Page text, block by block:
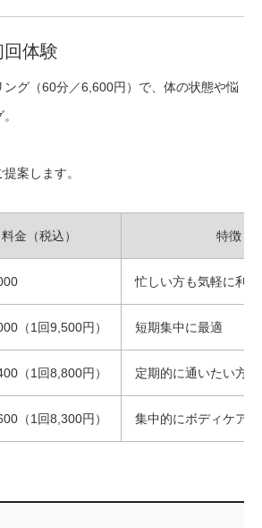
体験
グ（60分／6,600円）で、体の状態や悩
案します。
料金（税込） 特徴
忙しい方も気軽に利
（1回9,500円） 短期集中に最適
（1回8,800円） 定期的に通いたい方
（1回8,300円） 集中的にボディケア